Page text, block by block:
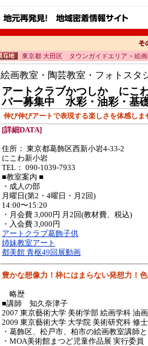
東京都 大田区 タウンガイドエリア > 絵
絵画教室・陶芸教室・フォトスタ
アートクラブかつしか に
バー募集中 水彩・油彩・基
伸び伸びアートで表現する楽しさを体感しま
[詳細DATA]
住所： 東京都葛飾区西新小岩4-33-2
にこわ新小岩
TEL： 090-1039-7933
■教室案内 ■
・成人の部
月曜日(第2・4曜日・月2回)
14:00〜15:20
・月会費 3,000円 月2回(教材費、税込)
・入会費 3,000円
アートクラブ葛飾子供
姉妹教室アート
都美館 青枢49回展動画
豊かな想像力！枠にはまらない発想力！
略歴
■講師 知久奈津子
2007 東京藝術大学 美術学部 絵画学科 油
2009 東京藝術大学 大学院 美術研究科 修
・葛飾区、松戸市、柏市の絵画教室講
・MOA美術館まつど児童作品展 実行委員